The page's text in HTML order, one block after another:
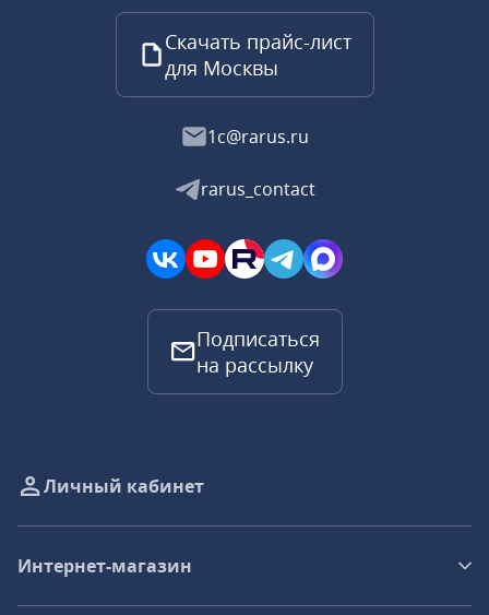
Скачать прайс-лист
для Москвы
1c@rarus.ru
rarus_contact
Подписаться
на рассылку
Личный кабинет
Интернет-магазин